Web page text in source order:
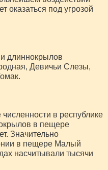
оказаться под угрозой
длиннокрылов
Девичьи Слезы,
в республике
в пещере
Значительно
в пещере Малый
насчитывали тысячи